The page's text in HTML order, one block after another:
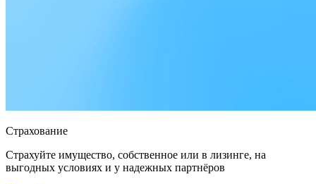
Страхование
Страхуйте имущество, собственное или в лизинге, на
выгодных условиях и у надежных партнёров